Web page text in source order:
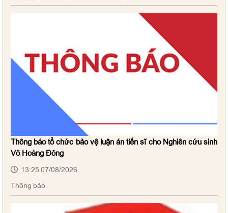
Thông báo tổ chức bảo vệ luận án tiến sĩ cho Nghiên cứu sinh
Võ Hoàng Đông
13:25 07/08/2026
Thông báo